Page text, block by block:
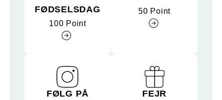
FØDSELSDAG
100 Point
50 Point
FØLG PÅ
FEJR